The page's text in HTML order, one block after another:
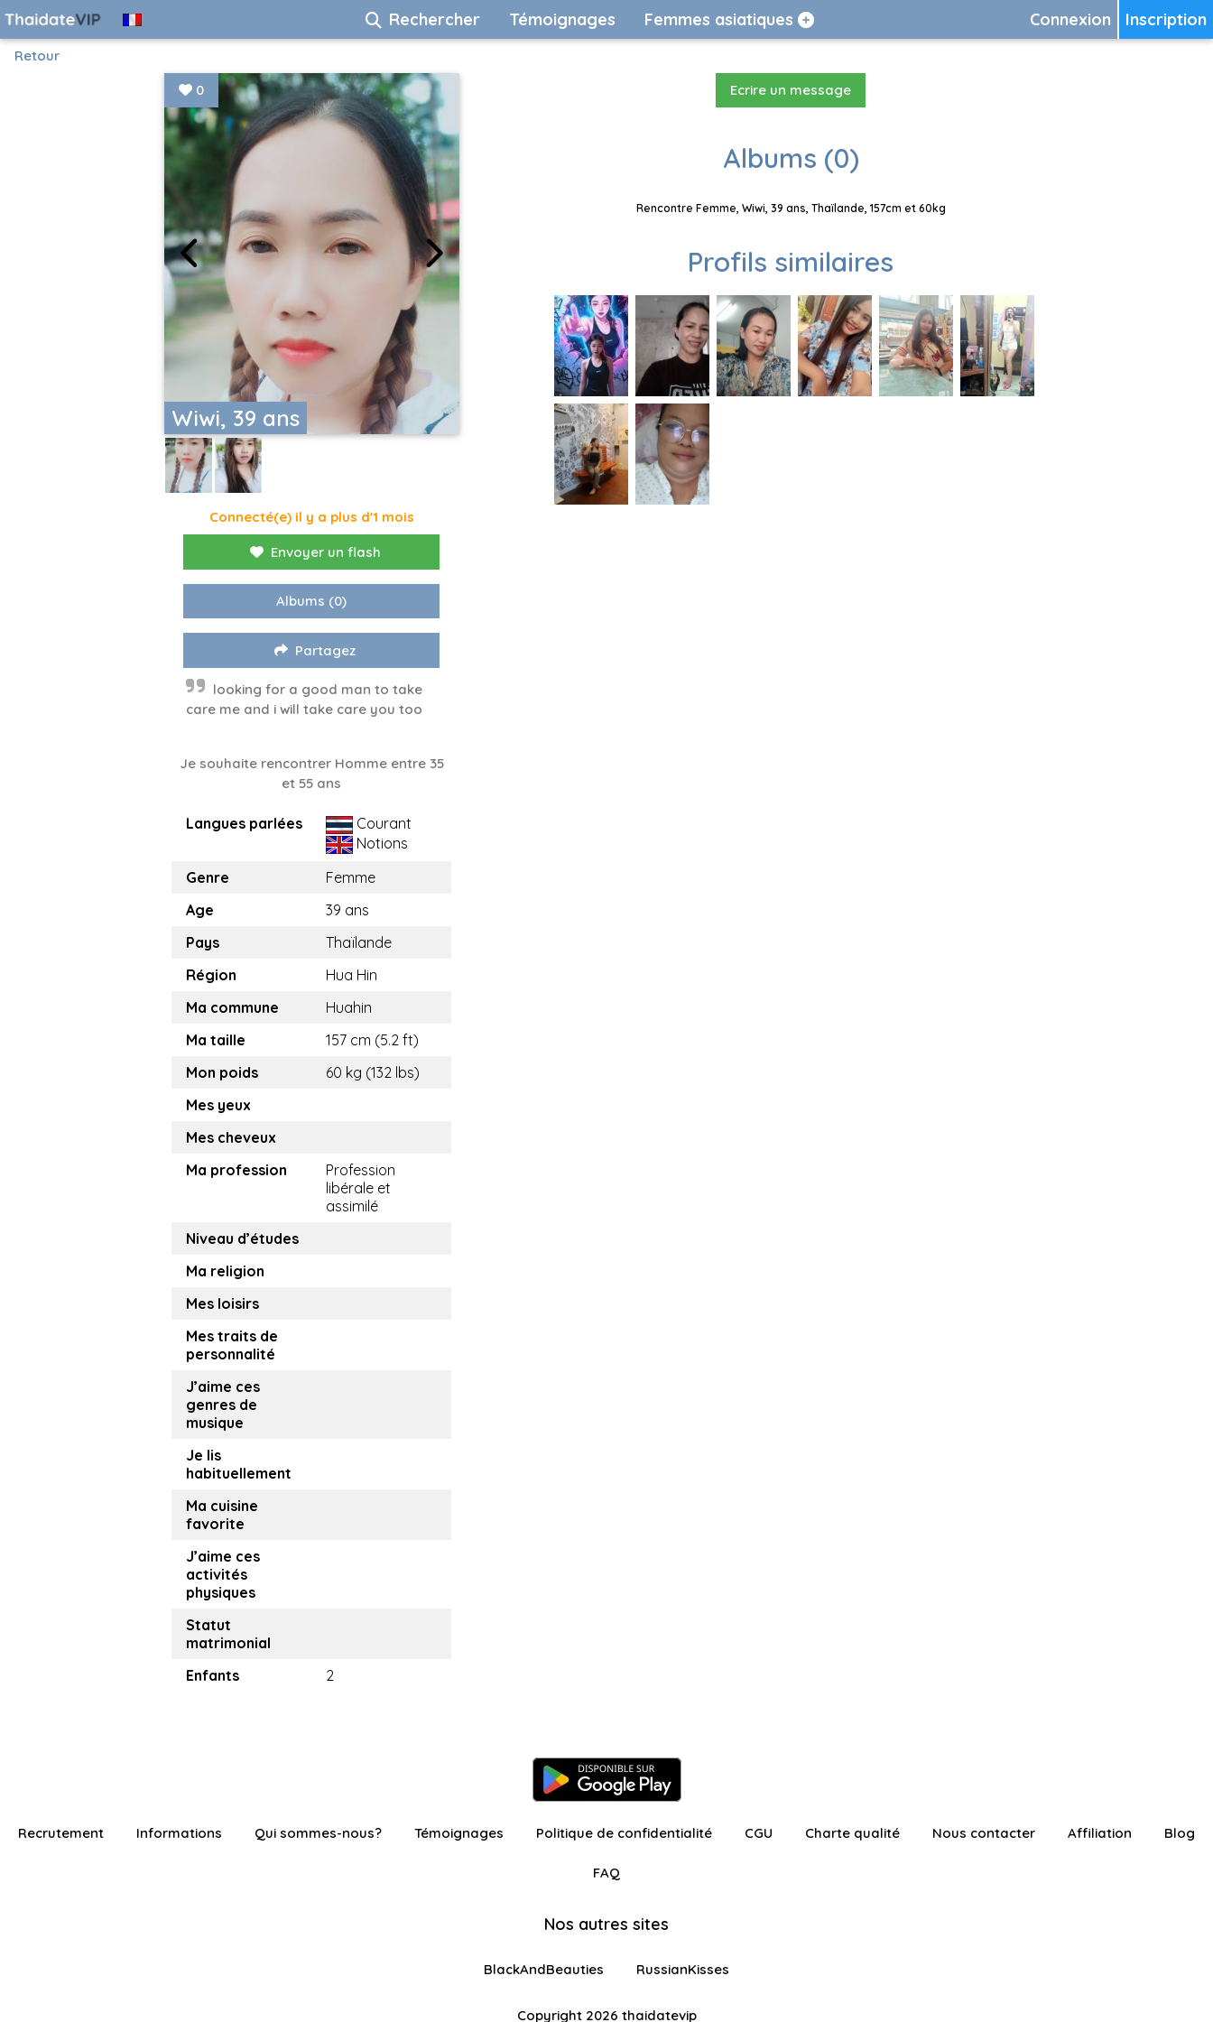
Inscription
Connexion
Rechercher Témoignages Femmes asiatiques
Retour
Wiwi, 39 ans
0
Connecté(e) il y a plus d'1 mois
Envoyer un flash
Albums (0)
Partagez
looking for a good man to take
care me and i will take care you too
Je souhaite rencontrer Homme entre 35
et 55 ans
Langues parlées
Courant
Notions
Genre
Femme
Age
39 ans
Pays
Thaïlande
Région
Hua Hin
Ma commune
Huahin
Ma taille
157 cm (5.2 ft)
Mon poids
60 kg (132 lbs)
Mes yeux
Mes cheveux
Ma profession
Profession
libérale et
assimilé
Niveau d’études
Ma religion
Mes loisirs
Mes traits de
personnalité
J’aime ces
genres de
musique
Je lis
habituellement
Ma cuisine
favorite
J’aime ces
activités
physiques
Statut
matrimonial
Enfants
2
Ecrire un message
Albums (0)
Rencontre Femme, Wiwi, 39 ans, Thaïlande, 157cm et 60kg
Profils similaires
Recrutement Informations Qui sommes-nous? Témoignages Politique de confidentialité CGU Charte qualité Nous contacter Affiliation Blog
FAQ
Nos autres sites
BlackAndBeauties RussianKisses
Copyright 2026 thaidatevip